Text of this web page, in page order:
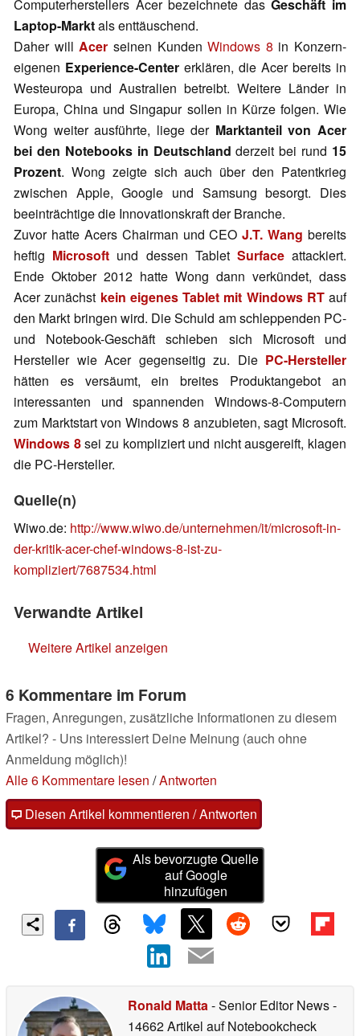
Computerherstellers Acer bezeichnete dasGeschäft im
Laptop-Marktals enttäuschend.
Daher willAcer seinen KundenWindows 8 in Konzern-
eigenen Experience-Center erklären, die Acer bereits in
Westeuropa und Australien betreibt. Weitere Länder in
Europa, China und Singapur sollen in Kürze folgen. Wie
Wong weiter ausführte, liege der Marktanteil von Acer
bei den Notebooks in Deutschland derzeit bei rund 15
Prozent. Wong zeigte sich auch über den Patentkrieg
zwischen Apple, Google und Samsung besorgt. Dies
beeinträchtige die Innovationskraft der Branche.
Zuvor hatte Acers Chairman und CEOJ.T. Wang bereits
heftig Microsoft und dessen Tablet Surfaceattackiert.
Ende Oktober 2012 hatte Wong dann verkündet, dass
Acer zunächst kein eigenes Tablet mit Windows RTauf
den Markt bringen wird. Die Schuld am schleppenden PC-
und Notebook-Geschäft schieben sich Microsoft und
Hersteller wie Acer gegenseitig zu. Die PC-Hersteller
hätten es versäumt, ein breites Produktangebot an
interessanten und spannenden Windows-8-Computern
zum Marktstart von Windows 8 anzubieten, sagt Microsoft.
Windows 8sei zu kompliziert und nicht ausgereift, klagen
die PC-Hersteller.
Quelle(n)
Wiwo.de: http://www.wiwo.de/unternehmen/it/microsoft-in-
der-kritik-acer-chef-windows-8-ist-zu-
kompliziert/7687534.html
Verwandte Artikel
Weitere Artikel anzeigen
6 Kommentare im Forum
Fragen, Anregungen, zusätzliche Informationen zu diesem
Artikel? - Uns interessiert Deine Meinung (auch ohne
Anmeldung möglich)!
Alle 6 Kommentare lesen /Antworten
Diesen Artikel kommentieren / Antworten
Als bevorzugte Quelle
auf Google
hinzufügen
Ronald Matta- Senior Editor News-
14662 Artikel auf Notebookcheck